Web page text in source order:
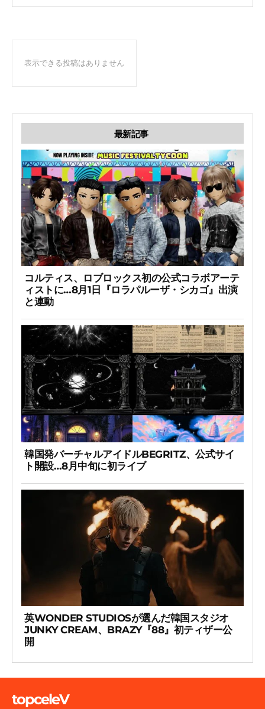
表示できる投稿はありません
最新記事
コルティス、ロブロックス初の公式コラボアーテ
ィストに…8月1日『ロラパルーザ・シカゴ』出演
と連動
韓国発バーチャルアイドルBEGRITZ、公式サイ
ト開設…8月中旬に初ライブ
英WONDER STUDIOSが選んだ韓国スタジオ
JUNKY CREAM、BRAZY『88』初ティザー公
開
topceleV